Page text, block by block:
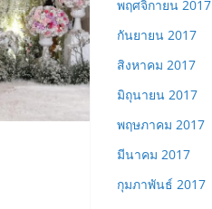
พฤศจิกายน 2017
กันยายน 2017
สิงหาคม 2017
มิถุนายน 2017
พฤษภาคม 2017
มีนาคม 2017
กุมภาพันธ์ 2017